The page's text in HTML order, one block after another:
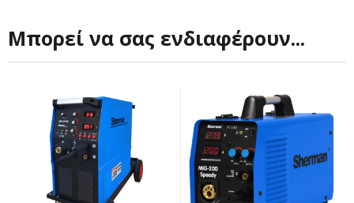
Μπορεί να σας ενδιαφέρουν...